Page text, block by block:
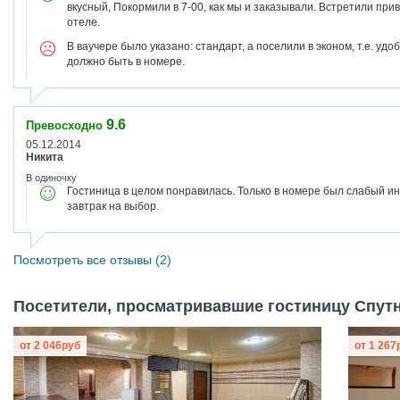
вкусный, Покормили в 7-00, как мы и заказывали. Встретили
отеле.
В ваучере было указано: стандарт, а поселили в эконом, т.е.
должно быть в номере.
Превосходно 9.6
05.12.2014
Никита
В одиночку
Гостиница в целом понравилась. Только в номере был слабый
завтрак на выбор.
Посмотреть все отзывы (2)
Посетители, просматривавшие гостиницу
от 2 046руб от 1 267